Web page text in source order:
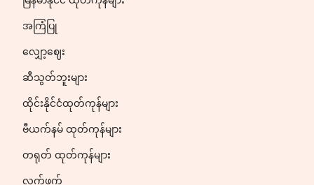
အကြံပြု
လျှော့ဈေး
ဆီသွတ်ဘူးများ
ထိုင်းနိုင်ငံထုတ်ကုန်များ
ဗီယက်နမ် ထုတ်ကုန်များ
တရုတ် ထုတ်ကုန်များ
လက်ဖက်